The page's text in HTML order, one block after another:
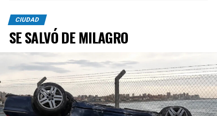
CIUDAD
SE SALVÓ DE MILAGRO